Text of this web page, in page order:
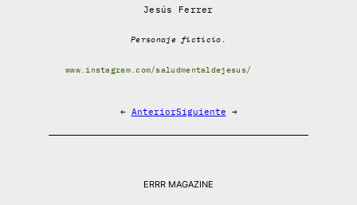
Jesús Ferrer
Personaje ficticio.
www.instagram.com/saludmentaldejesus/
← AnteriorSiguiente →
ERRR MAGAZINE